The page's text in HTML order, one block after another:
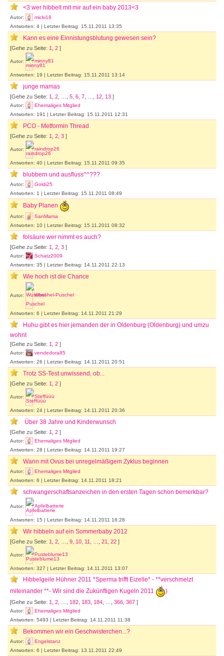
<3 wer hibbelt mit mir auf ein baby 2013<3
Autor:
micki18
Antworten: 4 | Letzter Beitrag: 15.11.2011 13:35
Kann es eine Einnistungsblutung gewesen sein?
[Gehe zu Seite: 1 2 ]
Autor: minny81
Antworten: 19 | Letzter Beitrag: 15.11.2011 13:14
junge mamas
[Gehe zu Seite: 1 2 5 6 7 12 13 ]
Autor:
Ehemaliges Mitglied
Antworten: 191 | Letzter Beitrag: 15.11.2011 12:31
PCO - Metformin Thread
[Gehe zu Seite: 1 2 3 ]
Autor: raindrop26
Antworten: 40 | Letzter Beitrag: 15.11.2011 09:35
blubbern und ausfluss^^???
Autor:
Goldi25
Antworten: 1 | Letzter Beitrag: 15.11.2011 08:49
Baby Planen
Autor:
SanMama
Antworten: 10 | Letzter Beitrag: 15.11.2011 08:32
folsäure wer nimmt es auch?
[Gehe zu Seite: 1 2 3 ]
Autor:
Schatz2009
Antworten: 35 | Letzter Beitrag: 14.11.2011 22:13
Wie hoch ist die Chance
Autor: Wuschel-Puschel
Antworten: 6 | Letzter Beitrag: 14.11.2011 21:29
Huhu gibt es hier jemanden der in Oldenburg (Oldenburg) und umzu
wohnt
[Gehe zu Seite: 1 2 ]
Autor:
vendedora85
Antworten: 26 | Letzter Beitrag: 14.11.2011 20:51
Trotz SS-Test unwissend, ob...
[Gehe zu Seite: 1 2 ]
Autor: Steffüüü
Antworten: 24 | Letzter Beitrag: 14.11.2011 20:36
Über 38 Jahre und Kinderwunsch
[Gehe zu Seite: 1 2 ]
Autor:
Ehemaliges Mitglied
Antworten: 28 | Letzter Beitrag: 14.11.2011 19:27
Wann mit Ovus bei unregelmäßigem Zyklus beginnen
Autor:
Ehemaliges Mitglied
Antworten: 6 | Letzter Beitrag: 14.11.2011 18:21
schwangerschaftsanzeichen in den ersten Tagen schon bemerkbar?
Autor: Apfelbatterie
Antworten: 15 | Letzter Beitrag: 14.11.2011 16:28
Wir hibbeln auf ein Sommerbaby 2012
[Gehe zu Seite: 1 2 9 10 11 21 22 ]
Autor: Pusteblume13
Antworten: 327 | Letzter Beitrag: 14.11.2011 13:07
Hibbelgeile Hühner 2011 *Sperma trifft Eizelle* - **verschmelzt
miteinander **- Wir sind die Zukünftigen Kugeln 2011
)
[Gehe zu Seite: 1 2 182 183 184 366 367 ]
Autor:
Ehemaliges Mitglied
Antworten: 5493 | Letzter Beitrag: 14.11.2011 11:38
Bekommen wir ein Geschwisterchen...?
Autor:
Engelstanz
Antworten: 6 | Letzter Beitrag: 13.11.2011 22:49